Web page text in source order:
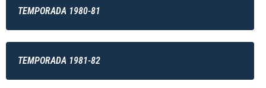
TEMPORADA 1980-81
TEMPORADA 1981-82